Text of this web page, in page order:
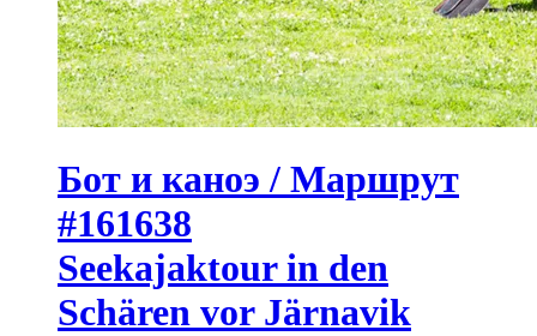
Бот и каноэ / Маршрут
#161638
Seekajaktour in den
Schären vor Järnavik